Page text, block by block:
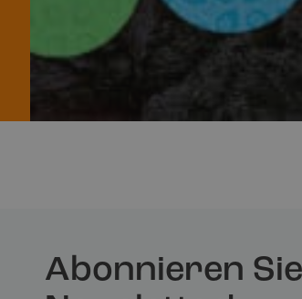
Abonnieren